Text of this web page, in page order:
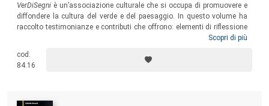
VerDiSegni è un’associazione culturale che si occupa di promuovere e
diffondere la cultura del verde e del paesaggio. In questo volume ha
raccolto testimonianze e contributi che offrono: elementi di riflessione
e suggestione ai paesaggisti, strumenti di documentazione a coloro
più significativi luoghi in cui l’arte è stata coniugata con il giardino e il
paesaggio.
Scopri di più
cod.
84.16